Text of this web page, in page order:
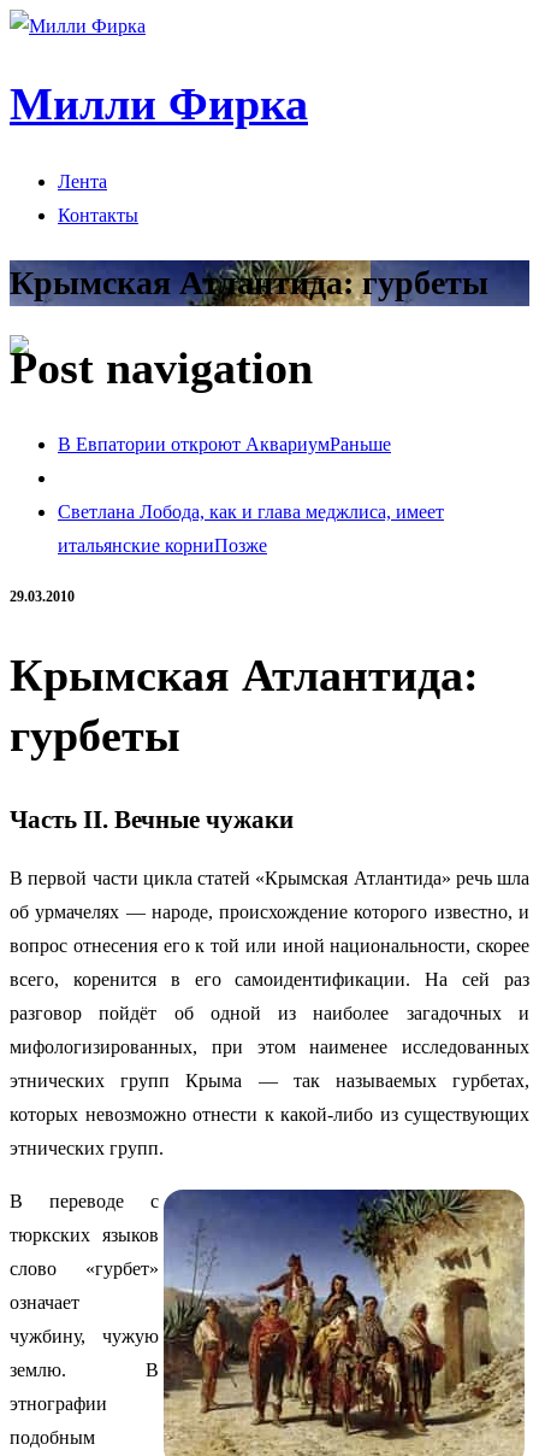
Милли Фирка
Лента
Контакты
Крымская Атлантида: гурбеты
Post navigation
В Евпатории откроют АквариумРаньше
Светлана Лобода, как и глава меджлиса, имеет
итальянские корниПозже
29.03.2010
Крымская Атлантида:
гурбеты
Часть II. Вечные чужаки
В первой части цикла статей «Крымская Атлантида» речь шла
об урмачелях — народе, происхождение которого известно, и
вопрос отнесения его к той или иной национальности, скорее
всего, коренится в его самоидентификации. На сей раз
разговор пойдёт об одной из наиболее загадочных и
мифологизированных, при этом наименее исследованных
этнических групп Крыма — так называемых гурбетах,
которых невозможно отнести к какой-либо из существующих
этнических групп.
В переводе с
тюркских языков
слово «гурбет»
означает
чужбину, чужую
землю. В
этнографии
подобным